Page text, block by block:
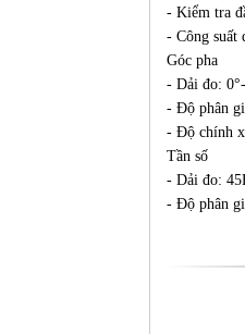
- Kiểm tra
- Công suất
Góc pha
- Dải đo:
- Độ phân
- Độ chính
Tần số
- Dải đo:
- Độ phân